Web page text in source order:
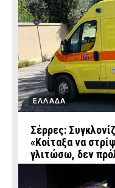
ΕΛΛΑΔΑ
Σέρρες:
«Κοίταξα να
γλιτώσω, δεν